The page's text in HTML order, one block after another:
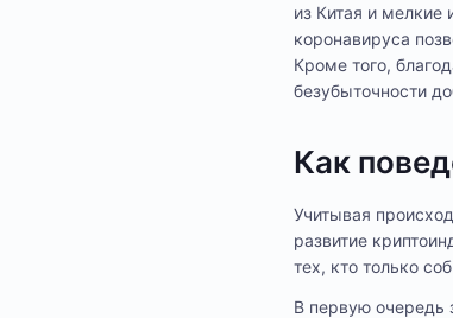
из Китая и мелкие
коронавируса
Кроме того,
безубыточности
Как
Учитывая
развитие
тех, кто только
В первую очередь